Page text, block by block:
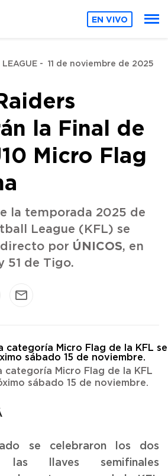
EN VIVO
- 11 de noviembre de 2025
la Final de
Micro Flag
la temporada 2025 de
League (KFL) se
por ÚNICOS, en
51 de Tigo.
categoría Micro Flag de la KFL
sábado 15 de noviembre.
se celebraron los dos
llaves semifinales